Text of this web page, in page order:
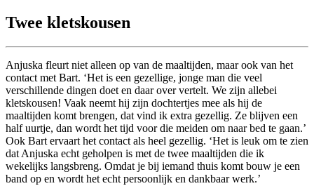
Twee kletskousen
Anjuska fleurt niet alleen op van de maaltijden, maar ook van het
contact met Bart. ‘Het is een gezellige, jonge man die veel
verschillende dingen doet en daar over vertelt. We zijn allebei
kletskousen! Vaak neemt hij zijn dochtertjes mee als hij de
maaltijden komt brengen, dat vind ik extra gezellig. Ze blijven een
half uurtje, dan wordt het tijd voor die meiden om naar bed te gaan.’
Ook Bart ervaart het contact als heel gezellig. ‘Het is leuk om te zien
dat Anjuska echt geholpen is met de twee maaltijden die ik
wekelijks langsbreng. Omdat je bij iemand thuis komt bouw je een
band op en wordt het echt persoonlijk en dankbaar werk.’